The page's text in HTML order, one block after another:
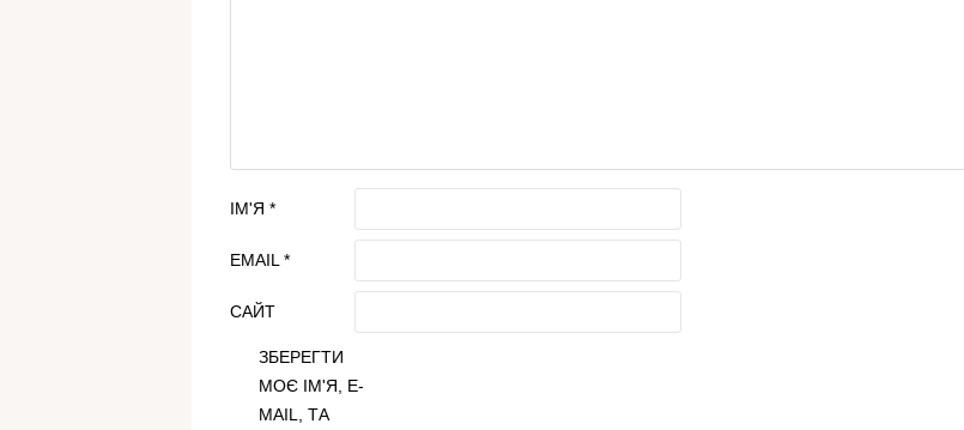
ІМ'Я *
EMAIL *
САЙТ
ЗБЕРЕГТИ
МОЄ ІМ'Я, E-
MAIL, ТА